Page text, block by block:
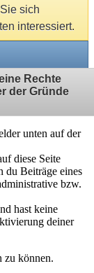
sich
interessiert.
Rechte
der Gründe
unten auf der
diese Seite
du Beiträge eines
bzw.
hast keine
deiner
zu können.